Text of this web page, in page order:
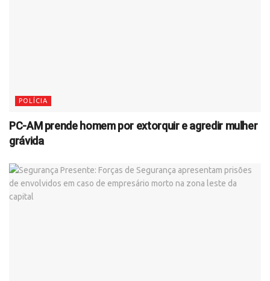
POLÍCIA
PC-AM prende homem por extorquir e agredir mulher
grávida